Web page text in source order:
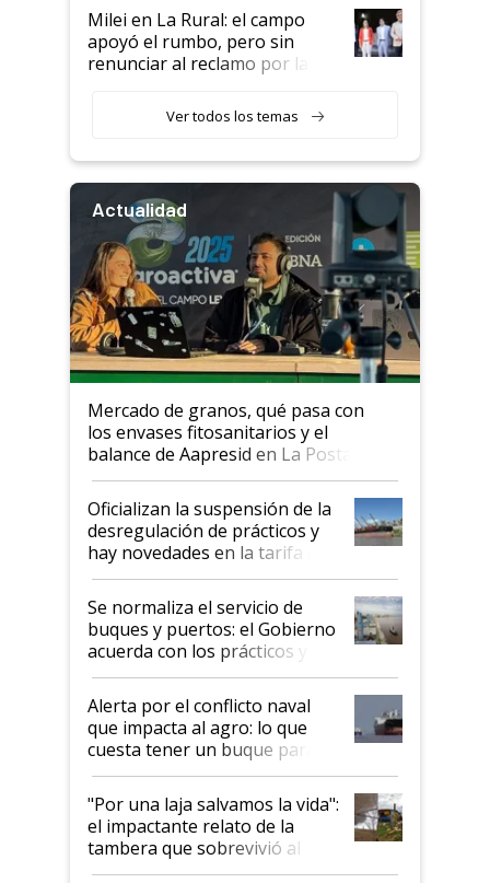
Milei en La Rural: el campo
apoyó el rumbo, pero sin
renunciar al reclamo por las
Ver todos los temas
Actualidad
Mercado de granos, qué pasa con
los envases fitosanitarios y el
balance de Aapresid en La Posta
Oficializan la suspensión de la
desregulación de prácticos y
hay novedades en la tarifa de
la hidrovía
Se normaliza el servicio de
buques y puertos: el Gobierno
acuerda con los prácticos y
suspende el decreto de
desregulación
Alerta por el conflicto naval
que impacta al agro: lo que
cuesta tener un buque parado
y el peligro de que Argentina
pase a ser "país sucio"
"Por una laja salvamos la vida":
el impactante relato de la
tambera que sobrevivió al
tornado